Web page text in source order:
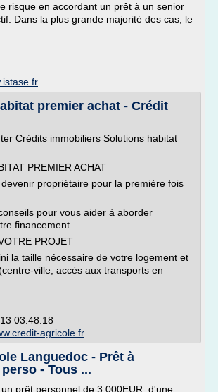
risque en accordant un prêt à un senior
Dans la plus grande majorité des cas, le
premier achat - Crédit
Crédits immobiliers Solutions habitat
PREMIER ACHAT
propriétaire pour la première fois
pour vous aider à aborder
financement.
PROJET
la taille nécessaire de votre logement et
ville, accès aux transports en
03:48:18
agricole.fr
Languedoc - Prêt à
- Tous ...
prêt personnel de 3.000EUR, d'une